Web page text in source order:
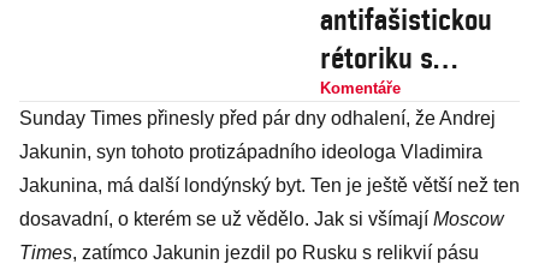
antifašistickou
rétoriku s
podporou
populistických a
fašistických
stran
Komentáře
Sunday Times přinesly před pár dny odhalení, že Andrej
Jakunin, syn tohoto protizápadního ideologa Vladimira
Jakunina, má další londýnský byt. Ten je ještě větší než ten
dosavadní, o kterém se už vědělo. Jak si všímají Moscow
Times, zatímco Jakunin jezdil po Rusku s relikvií pásu